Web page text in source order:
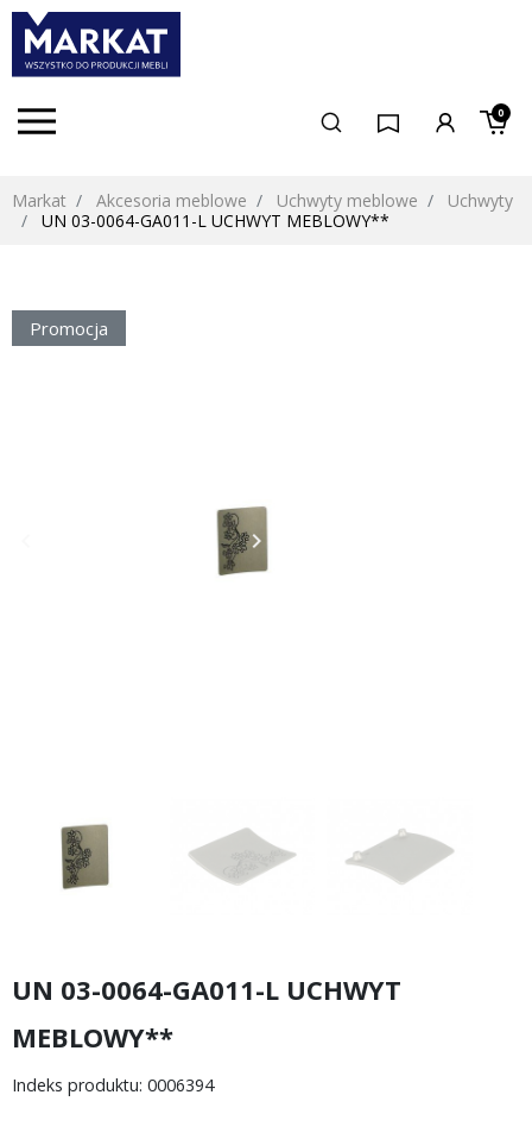
0
Markat Akcesoria meblowe Uchwyty meblowe
Uchwyty
UN 03-0064-GA011-L UCHWYT MEBLOWY**
Promocja
Następny
keyboard_arrow_right
UN 03-0064-GA011-L UCHWYT
MEBLOWY**
Indeks produktu: 0006394